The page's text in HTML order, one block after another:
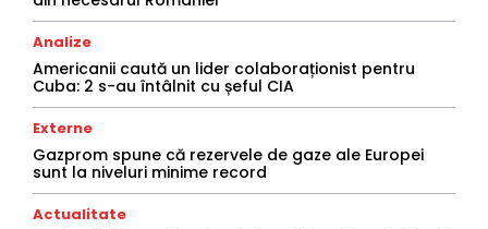
Analize
Americanii caută un lider colaboraționist pentru
Cuba: 2 s-au întâlnit cu șeful CIA
Externe
Gazprom spune că rezervele de gaze ale Europei
sunt la niveluri minime record
Actualitate